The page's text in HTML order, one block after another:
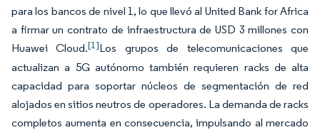
para los bancos de nivel 1, lo que llevó al United Bank for Africa
a firmar un contrato de infraestructura de USD 3 millones con
Huawei Cloud.[1]Los grupos de telecomunicaciones que
actualizan a 5G autónomo también requieren racks de alta
capacidad para soportar núcleos de segmentación de red
alojados en sitios neutros de operadores. La demanda de racks
completos aumenta en consecuencia, impulsando al mercado